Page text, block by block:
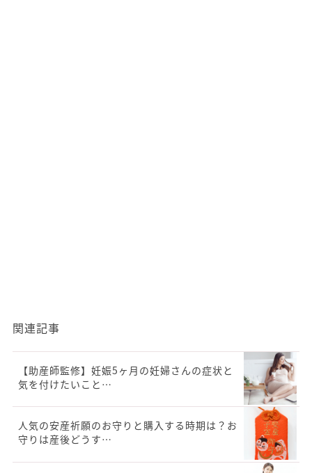
関連記事
【助産師監修】妊娠5ヶ月の妊婦さんの症状と
気を付けたいこと…
人気の安産祈願のお守りと購入する時期は？お
守りは産後どうす…